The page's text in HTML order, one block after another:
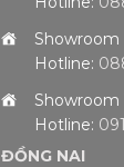
Showroom
Hotline:
Showroom
Hotline:
ĐỒNG NAI